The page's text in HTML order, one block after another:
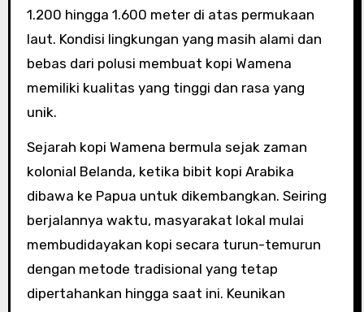
1.200 hingga 1.600 meter di atas permukaan
laut. Kondisi lingkungan yang masih alami dan
bebas dari polusi membuat kopi Wamena
memiliki kualitas yang tinggi dan rasa yang
unik.
Sejarah kopi Wamena bermula sejak zaman
kolonial Belanda, ketika bibit kopi Arabika
dibawa ke Papua untuk dikembangkan. Seiring
berjalannya waktu, masyarakat lokal mulai
membudidayakan kopi secara turun-temurun
dengan metode tradisional yang tetap
dipertahankan hingga saat ini. Keunikan